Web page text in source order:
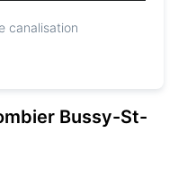
canalisation
Bussy-St-